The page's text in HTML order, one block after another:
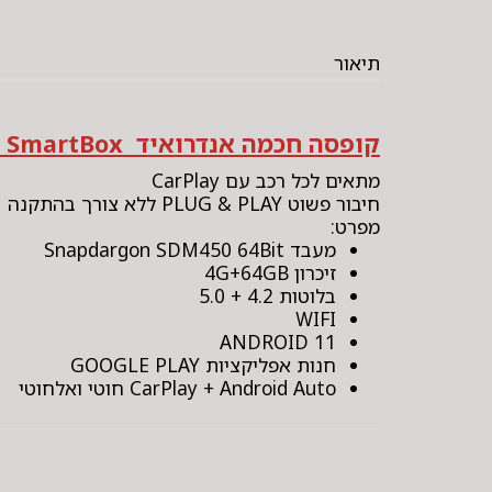
תיאור
קופסה חכמה אנדרואיד SmartBox
מתאים לכל רכב עם CarPlay
חיבור פשוט PLUG & PLAY ללא צורך בהתקנה
מפרט:
מעבד Snapdargon SDM450 64Bit
זיכרון 4G+64GB
בלוטות 4.2 + 5.0
WIFI
ANDROID 11
חנות אפליקציות GOOGLE PLAY
CarPlay + Android Auto חוטי ואלחוטי